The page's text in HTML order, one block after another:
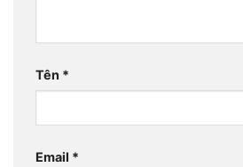
Tên *
Email *